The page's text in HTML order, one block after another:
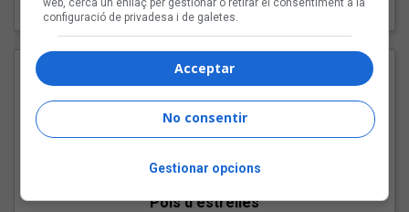
94 Rules amb Compte
"Pols d'estrelles"
web, cerca un enllaç per gestionar o retirar el consentiment a la
configuració de privadesa i de galetes.
Acceptar
No consentir
Gestionar opcions